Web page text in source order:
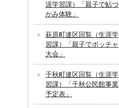
涯学習課）「親子で鮎つ
かみ体験」
萩原町連区回覧（生涯学
習課）「親子でボッチャ
大会」
千秋町連区回覧（生涯学
習課）「千秋公民館事業
予定表」